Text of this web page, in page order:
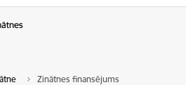
Zinātnes finansējums